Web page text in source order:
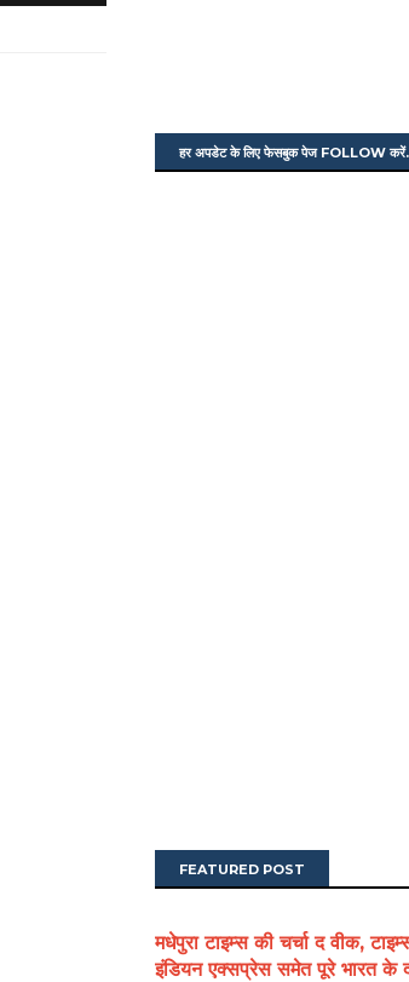
हर अपडेट के लिए फेसबुक पेज FOLLOW
FEATURED POST
मधेपुरा टाइम्स की चर्चा द वीक,
इंडियन एक्सप्रेस समेत पूरे भारत के